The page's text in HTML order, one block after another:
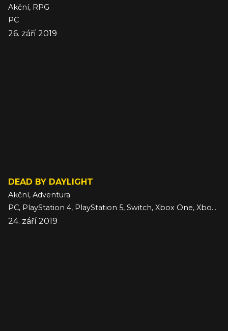
Akční, RPG
PC
26. září 2019
DEAD BY DAYLIGHT
Akční, Adventura
PC, PlayStation 4, PlayStation 5, Switch, Xbox One, Xbox Series
24. září 2019